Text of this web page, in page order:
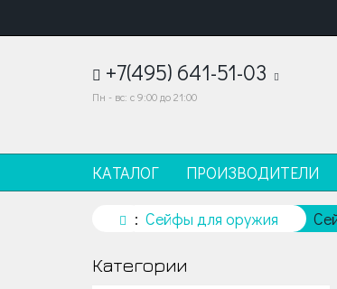
+7(495) 641-51-03
Пн - вс: с 9:00 до 21:00
КАТАЛОГ ПРОИЗВОДИТЕЛИ
Сейфы для оружия
Категории